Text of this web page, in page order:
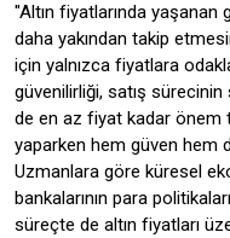
"Altın fiyatlarında yaşanan
daha yakından takip
için yalnızca fiyatlara
güvenilirliği, satış
de en az fiyat kadar önem
yaparken hem güven hem
Uzmanlara göre küresel
bankalarının para
süreçte de altın fiyatları